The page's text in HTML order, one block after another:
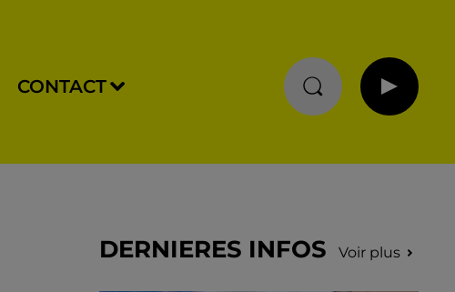
CONTACT
DERNIERES INFOS Voir plus